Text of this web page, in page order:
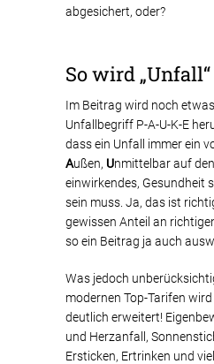
abgesichert, oder?
So wird
Im Beitrag wird noch
Unfallbegriff P-A-U-K-E
dass ein Unfall immer ein
Außen, Unmittelbar auf den
einwirkendes, Gesundheit
sein muss. Ja, das ist
gewissen Anteil an
so ein Beitrag ja auch
Was jedoch
modernen Top-Tarifen
deutlich erweitert!
und Herzanfall,
Ersticken, Ertrinken und